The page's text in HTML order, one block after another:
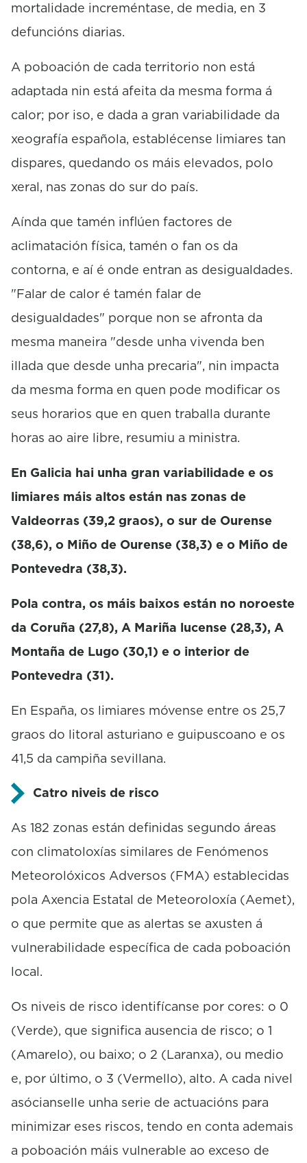
mortalidade increméntase, de media, en 3
defuncións diarias.
A poboación de cada territorio non está
adaptada nin está afeita da mesma forma á
calor; por iso, e dada a gran variabilidade da
xeografía española, establécense limiares tan
dispares, quedando os máis elevados, polo
xeral, nas zonas do sur do país.
Aínda que tamén inflúen factores de
aclimatación física, tamén o fan os da
contorna, e aí é onde entran as desigualdades.
"Falar de calor é tamén falar de
desigualdades" porque non se afronta da
mesma maneira "desde unha vivenda ben
illada que desde unha precaria", nin impacta
da mesma forma en quen pode modificar os
seus horarios que en quen traballa durante
horas ao aire libre, resumiu a ministra.
En Galicia hai unha gran variabilidade e os
limiares máis altos están nas zonas de
Valdeorras (39,2 graos), o sur de Ourense
(38,6), o Miño de Ourense (38,3) e o Miño de
Pontevedra (38,3).
Pola contra, os máis baixos están no noroeste
da Coruña (27,8), A Mariña lucense (28,3), A
Montaña de Lugo (30,1) e o interior de
Pontevedra (31).
En España, os limiares móvense entre os 25,7
graos do litoral asturiano e guipuscoano e os
41,5 da campiña sevillana.
Catro niveis de risco
As 182 zonas están definidas segundo áreas
con climatoloxías similares de Fenómenos
Meteorolóxicos Adversos (FMA) establecidas
pola Axencia Estatal de Meteoroloxía (Aemet),
o que permite que as alertas se axusten á
vulnerabilidade específica de cada poboación
local.
Os niveis de risco identifícanse por cores: o 0
(Verde), que significa ausencia de risco; o 1
(Amarelo), ou baixo; o 2 (Laranxa), ou medio
e, por último, o 3 (Vermello), alto. A cada nivel
asócianselle unha serie de actuacións para
minimizar eses riscos, tendo en conta ademais
a poboación máis vulnerable ao exceso de